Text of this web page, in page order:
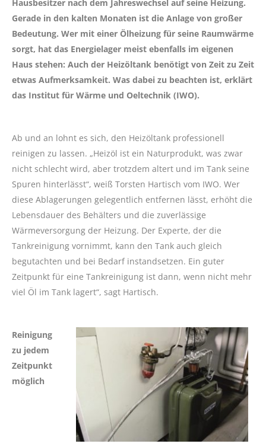
Hausbesitzer nach dem Jahreswechsel auf seine Heizung.
Gerade in den kalten Monaten ist die Anlage von großer
Bedeutung. Wer mit einer Ölheizung für seine Raumwärme
sorgt, hat das Energielager meist ebenfalls im eigenen
Haus stehen: Auch der Heizöltank benötigt von Zeit zu Zeit
etwas Aufmerksamkeit. Was dabei zu beachten ist, erklärt
das Institut für Wärme und Oeltechnik (IWO).
Ab und an lohnt es sich, den Heizöltank professionell
reinigen zu lassen. „Heizöl ist ein Naturprodukt, was zwar
nicht schlecht wird, aber trotzdem altert und im Tank seine
Spuren hinterlässt“, weiß Torsten Hartisch vom IWO. Wer
diese Ablagerungen gelegentlich entfernen lässt, erhöht die
Lebensdauer des Behälters und die zuverlässige
Wärmeversorgung der Heizung. Der Experte, der die
Tankreinigung vornimmt, kann den Tank auch gleich
begutachten und bei Bedarf instandsetzen. Ein guter
Zeitpunkt für eine Tankreinigung ist dann, wenn nicht mehr
viel Öl im Tank lagert“, sagt Hartisch.
Reinigung
zu jedem
Zeitpunkt
möglich